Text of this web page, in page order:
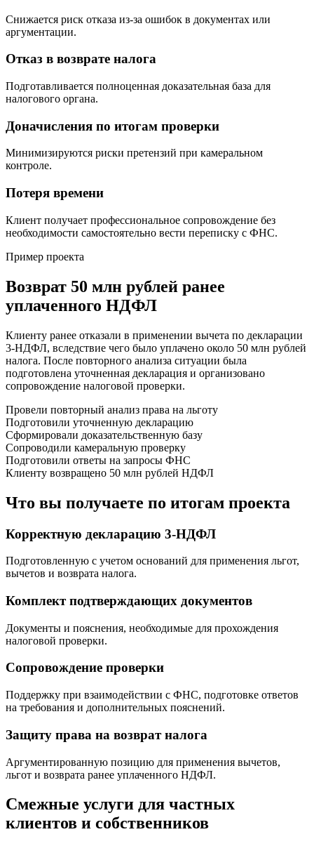
Снижается риск отказа из-за ошибок в документах или
аргументации.
Отказ в возврате налога
Подготавливается полноценная доказательная база для
налогового органа.
Доначисления по итогам проверки
Минимизируются риски претензий при камеральном
контроле.
Потеря времени
Клиент получает профессиональное сопровождение без
необходимости самостоятельно вести переписку с ФНС.
Пример проекта
Возврат 50 млн рублей ранее
уплаченного НДФЛ
Клиенту ранее отказали в применении вычета по декларации
3-НДФЛ, вследствие чего было уплачено около 50 млн рублей
налога. После повторного анализа ситуации была
подготовлена уточненная декларация и организовано
сопровождение налоговой проверки.
Провели повторный анализ права на льготу
Подготовили уточненную декларацию
Сформировали доказательственную базу
Сопроводили камеральную проверку
Подготовили ответы на запросы ФНС
Клиенту возвращено 50 млн рублей НДФЛ
Что вы получаете по итогам проекта
Корректную декларацию 3-НДФЛ
Подготовленную с учетом оснований для применения льгот,
вычетов и возврата налога.
Комплект подтверждающих документов
Документы и пояснения, необходимые для прохождения
налоговой проверки.
Сопровождение проверки
Поддержку при взаимодействии с ФНС, подготовке ответов
на требования и дополнительных пояснений.
Защиту права на возврат налога
Аргументированную позицию для применения вычетов,
льгот и возврата ранее уплаченного НДФЛ.
Смежные услуги для частных
клиентов и собственников